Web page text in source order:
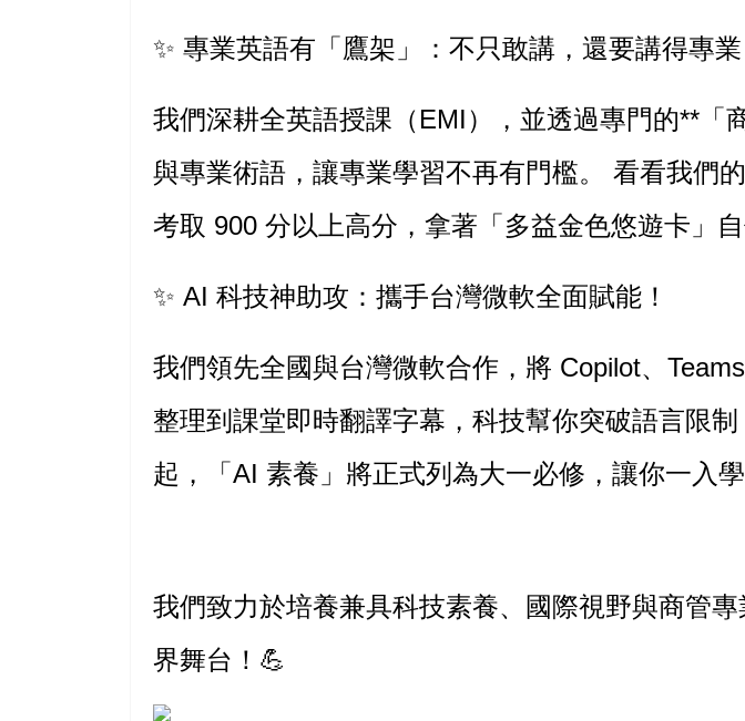
✨ 專業英語有「鷹架」：不只敢講，還要講得專業
我們深耕全英語授課（EMI），並透過專門的**「
與專業術語，讓專業學習不再有門檻。 看看我們
考取 900 分以上高分，拿著「多益金色悠遊卡」自
✨ AI 科技神助攻：攜手台灣微軟全面賦能！
我們領先全國與台灣微軟合作，將 Copilot、Teams
整理到課堂即時翻譯字幕，科技幫你突破語言限
起，
「AI 素養」將正式列為大一必修 ，讓你一入
我們致力於培養兼具科技素養、國際視野與商管專
界舞台！💪